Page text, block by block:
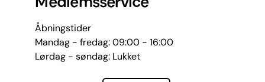
Åbningstider
Mandag - fredag: 09:00 - 16:00
Lørdag - søndag: Lukket